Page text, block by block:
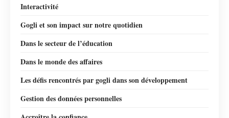
Interactivité
Gogli et son impact sur notre quotidien
Dans le secteur de l’éducation
Dans le monde des affaires
Les défis rencontrés par gogli dans son développement
Gestion des données personnelles